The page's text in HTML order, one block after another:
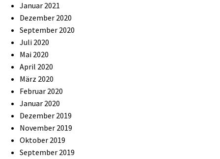
Januar 2021
Dezember 2020
September 2020
Juli 2020
Mai 2020
April 2020
März 2020
Februar 2020
Januar 2020
Dezember 2019
November 2019
Oktober 2019
September 2019